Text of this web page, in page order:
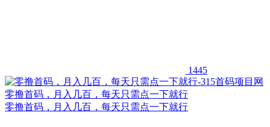
1445
零撸首码，月入几百，每天只需点一下就行
零撸首码，月入几百，每天只需点一下就行